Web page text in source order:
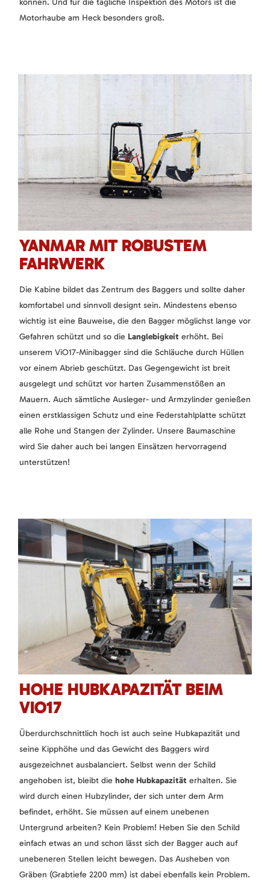
können. Und für die tägliche Inspektion des Motors ist die
Motorhaube am Heck besonders groß.
YANMAR MIT ROBUSTEM
FAHRWERK
Die Kabine bildet das Zentrum des Baggers und sollte daher
komfortabel und sinnvoll designt sein. Mindestens ebenso
wichtig ist eine Bauweise, die den Bagger möglichst lange vor
Gefahren schützt und so die Langlebigkeit erhöht. Bei
unserem ViO17-Minibagger sind die Schläuche durch Hüllen
vor einem Abrieb geschützt. Das Gegengewicht ist breit
ausgelegt und schützt vor harten Zusammenstößen an
Mauern. Auch sämtliche Ausleger- und Armzylinder genießen
einen erstklassigen Schutz und eine Federstahlplatte schützt
alle Rohe und Stangen der Zylinder. Unsere Baumaschine
wird Sie daher auch bei langen Einsätzen hervorragend
unterstützen!
HOHE HUBKAPAZITÄT BEIM
VIO17
Überdurchschnittlich hoch ist auch seine Hubkapazität und
seine Kipphöhe und das Gewicht des Baggers wird
ausgezeichnet ausbalanciert. Selbst wenn der Schild
angehoben ist, bleibt die hohe Hubkapazität erhalten. Sie
wird durch einen Hubzylinder, der sich unter dem Arm
befindet, erhöht. Sie müssen auf einem unebenen
Untergrund arbeiten? Kein Problem! Heben Sie den Schild
einfach etwas an und schon lässt sich der Bagger auch auf
unebeneren Stellen leicht bewegen. Das Ausheben von
Gräben (Grabtiefe 2200 mm) ist dabei ebenfalls kein Problem.